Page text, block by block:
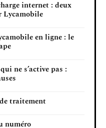
internet : deux
en ligne : le
ne s’active pas :
traitement
numéro